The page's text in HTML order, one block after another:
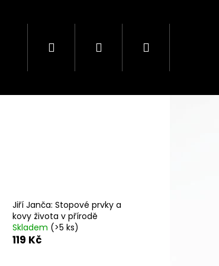
Hledat PřihlášeníNákupní
košík
Jiří Janča: Stopové prvky a
kovy života v přírodě
Skladem (>5 ks)
119 Kč